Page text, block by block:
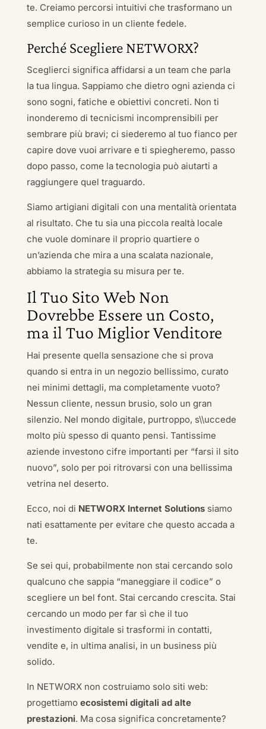
te. Creiamo percorsi intuitivi che trasformano un
semplice curioso in un cliente fedele.
Perché Scegliere NETWORX?
Sceglierci significa affidarsi a un team che parla
la tua lingua. Sappiamo che dietro ogni azienda ci
sono sogni, fatiche e obiettivi concreti. Non ti
inonderemo di tecnicismi incomprensibili per
sembrare più bravi; ci siederemo al tuo fianco per
capire dove vuoi arrivare e ti spiegheremo, passo
dopo passo, come la tecnologia può aiutarti a
raggiungere quel traguardo.
Siamo artigiani digitali con una mentalità orientata
al risultato. Che tu sia una piccola realtà locale
che vuole dominare il proprio quartiere o
un’azienda che mira a una scalata nazionale,
abbiamo la strategia su misura per te.
Il Tuo Sito Web Non
Dovrebbe Essere un Costo,
ma il Tuo Miglior Venditore
Hai presente quella sensazione che si prova
quando si entra in un negozio bellissimo, curato
nei minimi dettagli, ma completamente vuoto?
Nessun cliente, nessun brusio, solo un gran
silenzio. Nel mondo digitale, purtroppo, s\\uccede
molto più spesso di quanto pensi. Tantissime
aziende investono cifre importanti per “farsi il sito
nuovo”, solo per poi ritrovarsi con una bellissima
vetrina nel deserto.
Ecco, noi di NETWORX Internet Solutionssiamo
nati esattamente per evitare che questo accada a
te.
Se sei qui, probabilmente non stai cercando solo
qualcuno che sappia “maneggiare il codice” o
scegliere un bel font. Stai cercando crescita. Stai
cercando un modo per far sì che il tuo
investimento digitale si trasformi in contatti,
vendite e, in ultima analisi, in un business più
solido.
In NETWORX non costruiamo solo siti web:
progettiamo ecosistemi digitali ad alte
prestazioni. Ma cosa significa concretamente?